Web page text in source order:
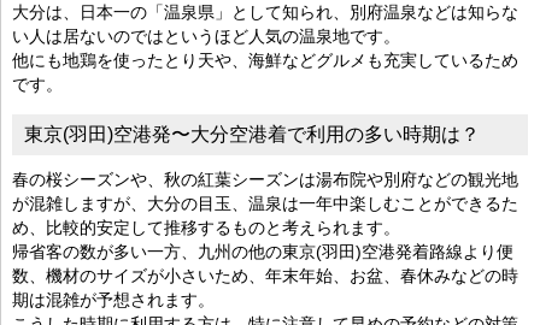
大分は、日本一の「温泉県」として知られ、別府温泉などは知らな
い人は居ないのではというほど人気の温泉地です。
他にも地鶏を使ったとり天や、海鮮などグルメも充実しているため
です。
東京(羽田)空港発〜大分空港着で利用の多い時期は？
春の桜シーズンや、秋の紅葉シーズンは湯布院や別府などの観光地
が混雑しますが、大分の目玉、温泉は一年中楽しむことができるた
め、比較的安定して推移するものと考えられます。
帰省客の数が多い一方、九州の他の東京(羽田)空港発着路線より便
数、機材のサイズが小さいため、年末年始、お盆、春休みなどの時
期は混雑が予想されます。